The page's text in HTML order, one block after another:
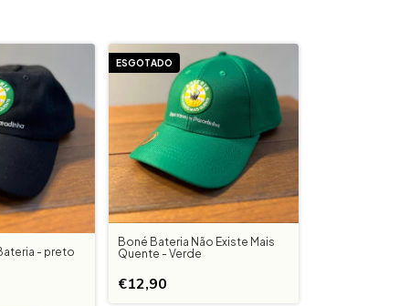
- preto
ESGOTADO
Boné Bateria Não Existe Mais
Quente - Verde
€12,90